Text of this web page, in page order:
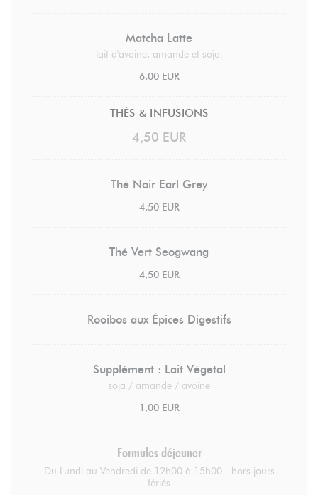
Matcha Latte
lait d'avoine, amande et soja.
6,00 EUR
THÉS & INFUSIONS
4,50 EUR
Thé Noir Earl Grey
4,50 EUR
Thé Vert Seogwang
4,50 EUR
Rooibos aux Épices Digestifs
Supplément : Lait Végetal
soja / amande / avoine
1,00 EUR
Formules déjeuner
Du Lundi au Vendredi de 12h00 à 15h00 - hors jours
fériés